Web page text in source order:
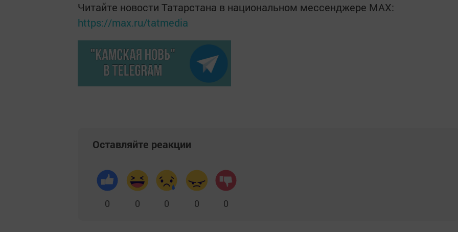
Читайте новости Татарстана в национальном мессенджере MАХ:
https://max.ru/tatmedia
Оставляйте реакции
0 0 0 0 0